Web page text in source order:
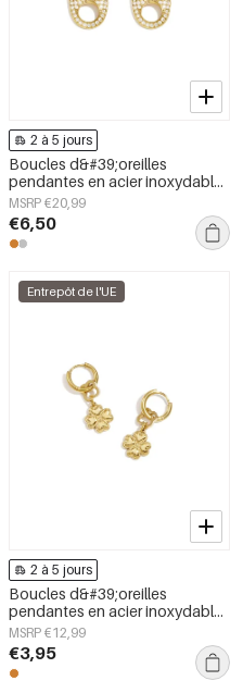
2 à 5 jours
Boucles d&#39;oreilles
pendantes en acier inoxydable,
forme géométrique, collection
simple pour le quotidien, bijoux
pour femmes
MSRP €20,99
€6,50
Entrepôt de l'UE
2 à 5 jours
Boucles d&#39;oreilles
pendantes en acier inoxydable,
motif trèfle, collection Daily
Simple, bijoux pour femmes
MSRP €12,99
€3,95